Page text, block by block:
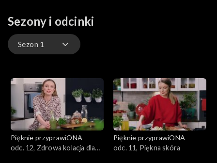
się smakiem przy wspólnym stole, nawet, kiedy my pichcimy dla
urody.
Sezony i odcinki
Sezon 1
Sezon 4
Sezon 3
Sezon 2
Pięknie przyprawiONA
odc. 12, Zdrowa kolacja dla
Pięknie przyprawiONA
odc. 11, Piękna skóra